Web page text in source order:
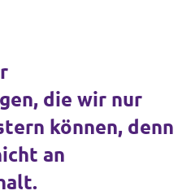
die wir nur
können, denn
an